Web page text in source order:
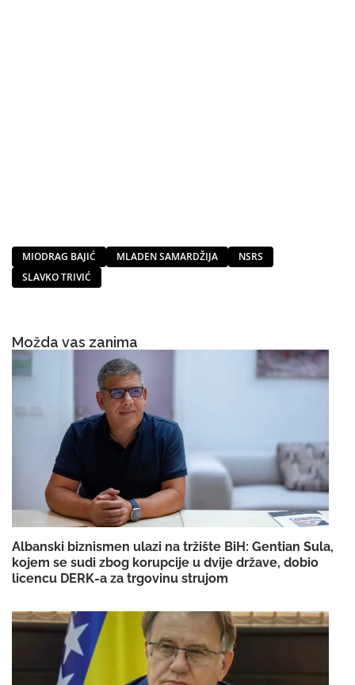
MIODRAG BAJIĆ MLADEN SAMARDŽIJA
NSRS
SLAVKO TRIVIĆ
Možda vas zanima
Albanski biznismen ulazi na tržište BiH: Gentian Sula,
kojem se sudi zbog korupcije u dvije države, dobio
licencu DERK-a za trgovinu strujom